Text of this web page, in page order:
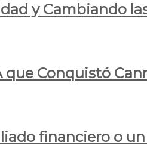
y Cambiando
Conquistó
financiero o